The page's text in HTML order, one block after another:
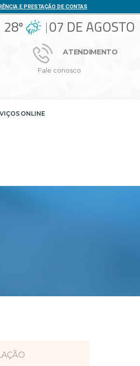
E PRESTAÇÃO DE CONTAS
28º 07 DE AGOSTO
ATENDIMENTO
Fale conosco
ONLINE